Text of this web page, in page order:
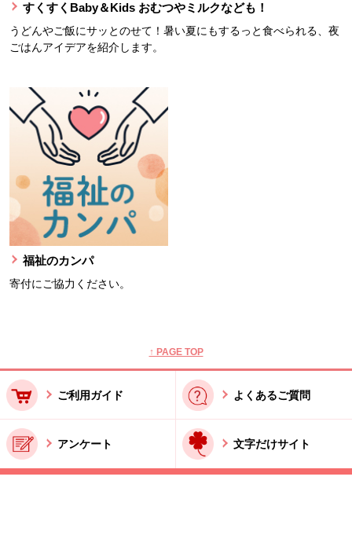
すくすくBaby＆Kids おむつやミルクなども！
うどんやご飯にサッとのせて！暑い夏にもするっと食べられる、夜
ごはんアイデアを紹介します。
福祉のカンパ
寄付にご協力ください。
↑ PAGE TOP
ご利用ガイド よくあるご質問
アンケート 文字だけサイト